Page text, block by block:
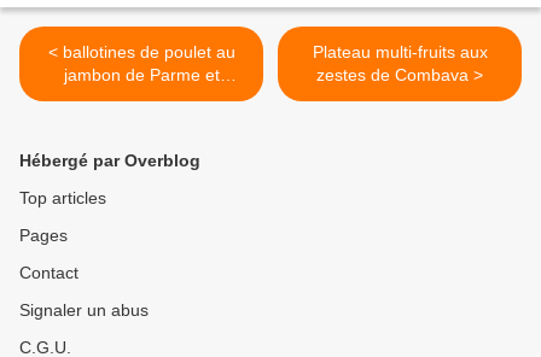
< ballotines de poulet au
jambon de Parme et
champignons, et son
Plateau multi-fruits aux
zestes de Combava >
Hébergé par Overblog
Top articles
Pages
Contact
Signaler un abus
C.G.U.